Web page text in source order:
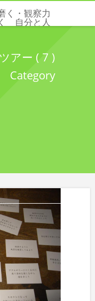
く・観察力
自分と人
アー ( 7 )
Category